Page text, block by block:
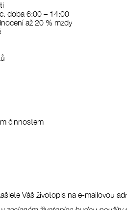
doba 6:00 – 14:00
až 20 % mzdy
činnostem
Váš životopis na e-mailovou